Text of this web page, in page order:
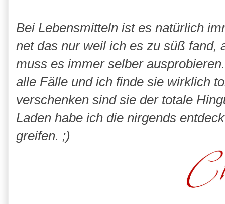
Bei Lebensmitteln ist es natürlich
net das nur weil ich es zu süß fand,
muss es immer selber
alle Fälle und ich finde sie wirklich
verschenken sind sie der totale
Laden habe ich die nirgends
greifen. ;)